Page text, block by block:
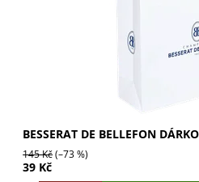
BESSERAT DE BELLEFON
145 Kč(–73 %)
39 Kč